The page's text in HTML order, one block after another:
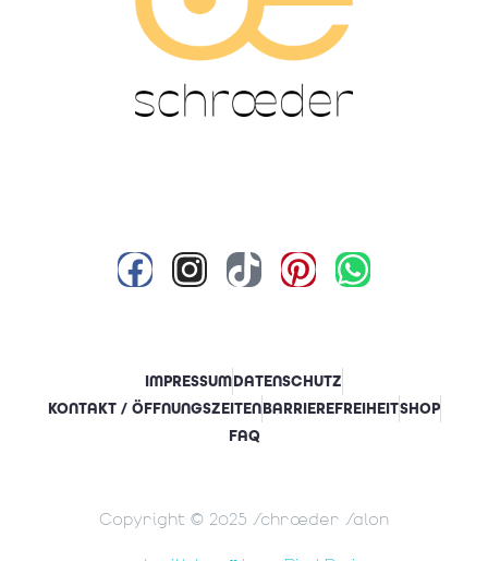
IMPRESSUMDATENSCHUTZ
KONTAKT / ÖFFNUNGSZEITENBARRIEREFREIHEITSHOP
FAQ
Copyright © 2025 Schrœder Salon